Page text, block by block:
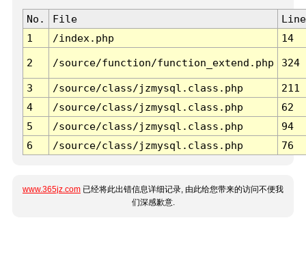
No. File
Line
1
/index.php 14
2 /source/function/function_extend.php 324
3 /source/class/jzmysql.class.php
211
4
/source/class/jzmysql.class.php
62
5
/source/class/jzmysql.class.php
94
6
/source/class/jzmysql.class.php 76
www.365jz.com 已经将此出错信息详细记录, 由此给您带来的访问不便我
们深感歉意.